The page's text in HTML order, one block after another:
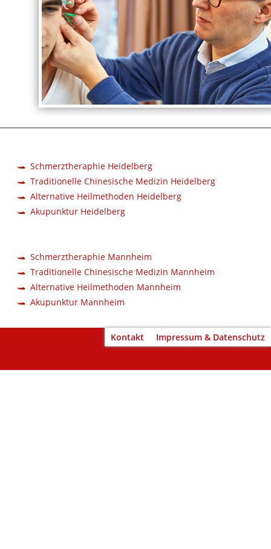
Schmerztheraphie Heidelberg
Traditionelle Chinesische Medizin Heidelberg
Alternative Heilmethoden Heidelberg
Akupunktur Heidelberg
Schmerztheraphie Mannheim
Traditionelle Chinesische Medizin Mannheim
Alternative Heilmethoden Mannheim
Akupunktur Mannheim
Kontakt Impressum & Datenschutz